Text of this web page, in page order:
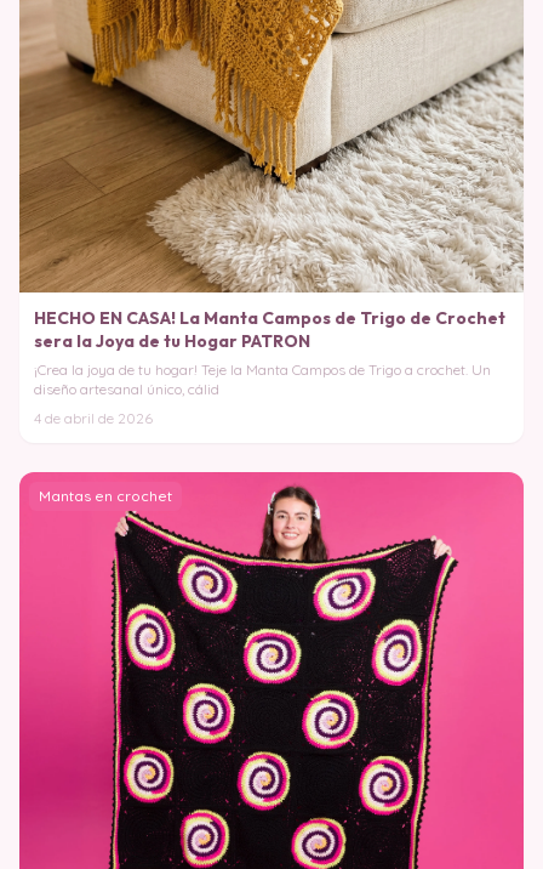
HECHO EN CASA! La Manta Campos de Trigo de Crochet
sera la Joya de tu Hogar PATRON
¡Crea la joya de tu hogar! Teje la Manta Campos de Trigo a crochet. Un
diseño artesanal único, cálid
4 de abril de 2026
Mantas en crochet